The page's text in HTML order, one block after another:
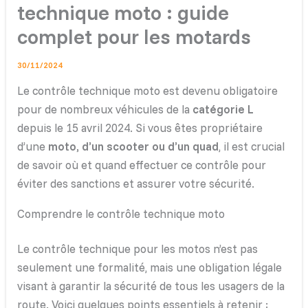
technique moto : guide
complet pour les motards
30/11/2024
Le contrôle technique moto est devenu obligatoire
pour de nombreux véhicules de la catégorie L
depuis le 15 avril 2024. Si vous êtes propriétaire
d’une moto, d’un scooter ou d’un quad, il est crucial
de savoir où et quand effectuer ce contrôle pour
éviter des sanctions et assurer votre sécurité.
Comprendre le contrôle technique moto
Le contrôle technique pour les motos n’est pas
seulement une formalité, mais une obligation légale
visant à garantir la sécurité de tous les usagers de la
route. Voici quelques points essentiels à retenir :